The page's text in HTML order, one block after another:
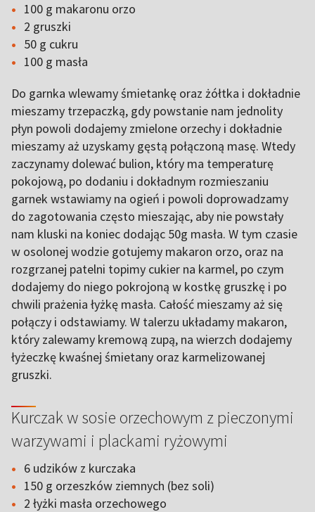
100 g makaronu orzo
2 gruszki
50 g cukru
100 g masła
Do garnka wlewamy śmietankę oraz żółtka i dokładnie
mieszamy trzepaczką, gdy powstanie nam jednolity
płyn powoli dodajemy zmielone orzechy i dokładnie
mieszamy aż uzyskamy gęstą połączoną masę. Wtedy
zaczynamy dolewać bulion, który ma temperaturę
pokojową, po dodaniu i dokładnym rozmieszaniu
garnek wstawiamy na ogień i powoli doprowadzamy
do zagotowania często mieszając, aby nie powstały
nam kluski na koniec dodając 50g masła. W tym czasie
w osolonej wodzie gotujemy makaron orzo, oraz na
rozgrzanej patelni topimy cukier na karmel, po czym
dodajemy do niego pokrojoną w kostkę gruszkę i po
chwili prażenia łyżkę masła. Całość mieszamy aż się
połączy i odstawiamy. W talerzu układamy makaron,
który zalewamy kremową zupą, na wierzch dodajemy
łyżeczkę kwaśnej śmietany oraz karmelizowanej
gruszki.
Kurczak w sosie orzechowym z pieczonymi
warzywami i plackami ryżowymi
6 udzików z kurczaka
150 g orzeszków ziemnych (bez soli)
2 łyżki masła orzechowego